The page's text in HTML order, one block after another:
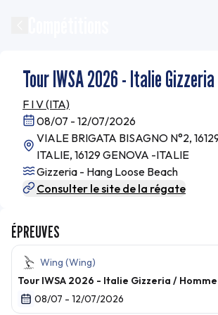
Tour IWSA 2026 - Italie Gizzeria
F I V (ITA)
08/07 - 12/07/2026
VIALE BRIGATA BISAGNO N°2,
ITALIE, 16129 GENOVA -ITALIE
Gizzeria - Hang Loose Beach
Consulter le site de la régate
ÉPREUVES
Wing (Wing)
Tour IWSA 2026 - Italie Gizzeria / Homme
08/07 - 12/07/2026